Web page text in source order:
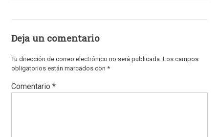
Deja un comentario
Tu dirección de correo electrónico no será publicada. Los campos
obligatorios están marcados con *
Comentario *